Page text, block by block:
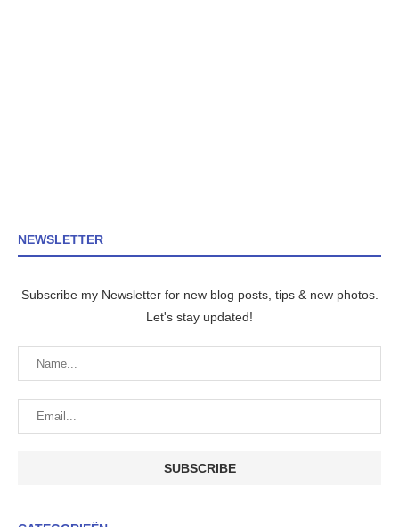
NEWSLETTER
Subscribe my Newsletter for new blog posts, tips & new photos.
Let's stay updated!